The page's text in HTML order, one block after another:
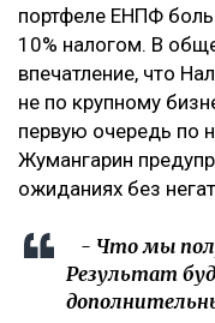
портфеле ЕНПФ
10% налогом. В
впечатление, что
не по крупному
первую очередь по
Жумангарин
ожиданиях без
- Что мы
Результат